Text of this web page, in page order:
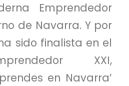
Emprendedor
de Navarra. Y por
sido finalista en el
XXI,
en Navarra’